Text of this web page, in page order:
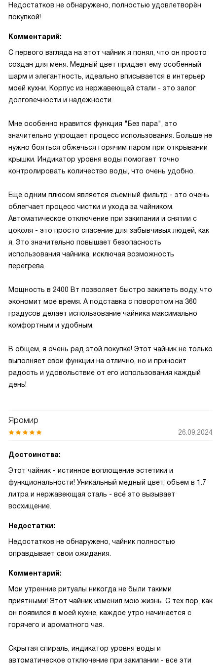
Недостатков не обнаружено, полностью удовлетворён
покупкой!
Комментарий:
С первого взгляда на этот чайник я понял, что он просто
создан для меня. Медный цвет придает ему особенный
шарм и элегантность, идеально вписывается в интерьер
моей кухни. Корпус из нержавеющей стали - это залог
долговечности и надежности.
Мне особенно нравится функция "Без пара", это
значительно упрощает процесс использования. Больше не
нужно бояться обжечься горячим паром при открывании
крышки. Индикатор уровня воды помогает точно
контролировать количество воды, что очень удобно.
Еще одним плюсом является съемный фильтр - это очень
облегчает процесс чистки и ухода за чайником.
Автоматическое отключение при закипании и снятии с
цоколя - это просто спасение для забывчивых людей, как
я. Это значительно повышает безопасность
использования чайника, исключая возможность
перегрева.
Мощность в 2400 Вт позволяет быстро закипеть воду, что
экономит мое время. А подставка с поворотом на 360
градусов делает использование чайника максимально
комфортным и удобным.
В общем, я очень рад этой покупке! Этот чайник не только
выполняет свои функции на отлично, но и приносит
радость и удовольствие от его использования каждый
день!
Яромир
26.09.2024
Достоинства:
Этот чайник - истинное воплощение эстетики и
функциональности! Уникальный медный цвет, объем в 1.7
литра и нержавеющая сталь - всё это вызывает
восхищение.
Недостатки:
Недостатков не обнаружено, чайник полностью
оправдывает свои ожидания.
Комментарий:
Мои утренние ритуалы никогда не были такими
приятными! Этот чайник изменил мою жизнь. С тех пор, как
он появился в моей кухне, каждое утро начинается с
горячего и ароматного чая.
Скрытая спираль, индикатор уровня воды и
автоматическое отключение при закипании - все эти